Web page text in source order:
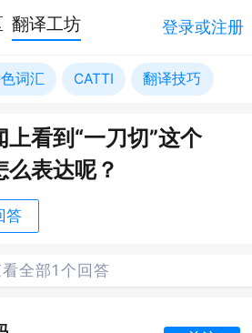
翻译工坊 登录或注册
词汇 CATTI 翻译技巧
看到“一刀切”这个
表达呢？
答
全部1个回答